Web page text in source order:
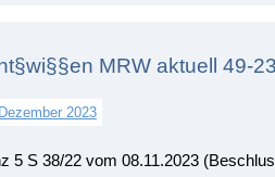
MRW aktuell 49-23
2023
5 S 38/22 vom 08.11.2023